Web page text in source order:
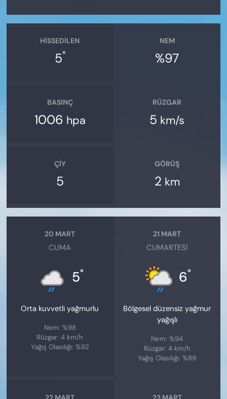
HISSEDILEN
5°
NEM
%97
BASINÇ
1006 hpa
RÜZGAR
5 km/s
ÇIY
5
GÖRÜŞ
2 km
20 MART
CUMA
5°
Orta kuvvetli yağmurlu
Nem: %98
Rüzgar: 4 km/h
Yağış Olasılığı: %92
21 MART
CUMARTESI
6°
Bölgesel düzensiz yağmur
yağışlı
Nem: %94
Rüzgar: 4 km/h
Yağış Olasılığı: %89